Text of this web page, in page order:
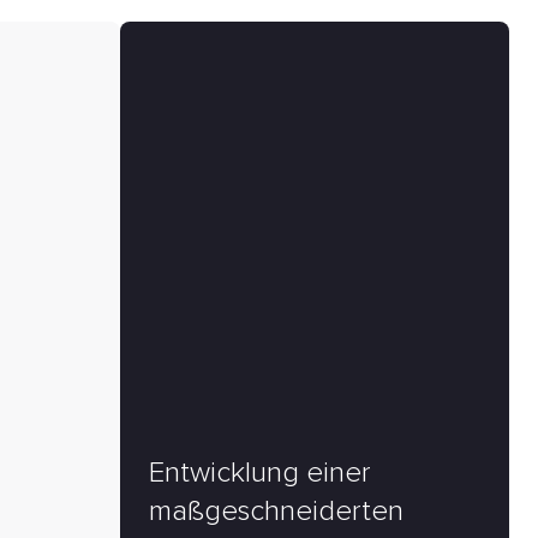
Entwicklung einer
maßgeschneiderten